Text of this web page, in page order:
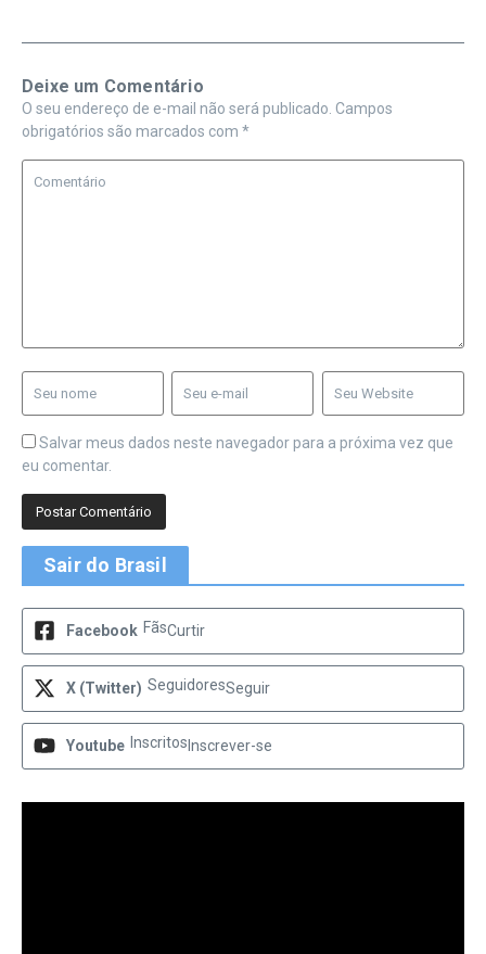
Deixe um Comentário
O seu endereço de e-mail não será publicado. Campos
obrigatórios são marcados com *
Salvar meus dados neste navegador para a próxima vez que
eu comentar.
Sair do Brasil
Facebook FãsCurtir
X (Twitter) SeguidoresSeguir
Youtube Inscritos Inscrever-se